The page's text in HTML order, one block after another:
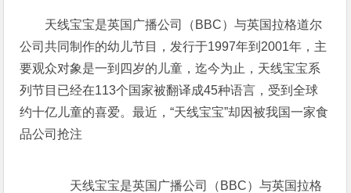
天线宝宝是英国广播公司（BBC）与英国拉格道尔
公司共同制作的幼儿节目，发行于1997年到2001年，主
要观众对象是一到四岁的儿童，迄今为止，天线宝宝系
列节目已经在113个国家被翻译成45种语言，受到全球
约十亿儿童的喜爱。最近，“天线宝宝”却因被我国一家食
品公司抢注
天线宝宝是英国广播公司（BBC）与英国拉格